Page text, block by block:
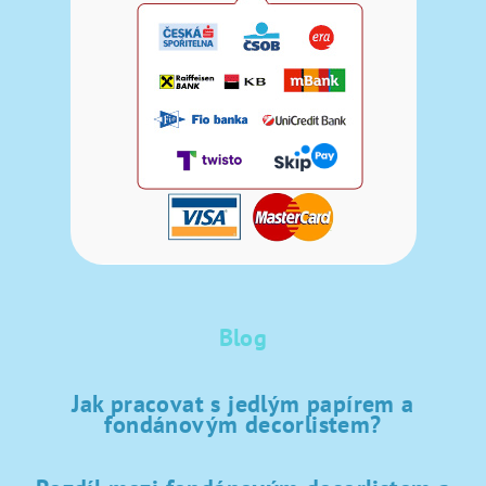
Blog
Jak pracovat s jedlým papírem a
fondánovým decorlistem?